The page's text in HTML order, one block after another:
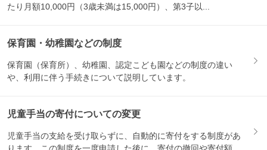
たり月額10,000円（3歳未満は15,000円）、第3子以...
保育園・幼稚園などの制度
保育園（保育所）、幼稚園、認定こども園などの制度の違い
や、利用に伴う手続きについて説明しています。
児童手当の寄付についての変更
児童手当の支給を受け取らずに、自動的に寄付をする制度があ